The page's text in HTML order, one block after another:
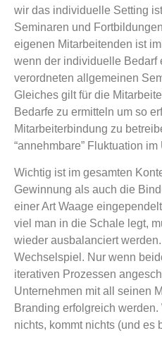
wir das individuelle Setting
Seminaren und
eigenen Mitarbeitenden ist
wenn der individuelle Bedarf
verordneten allgemeinen
Gleiches gilt für die
Bedarfe zu ermitteln um so
Mitarbeiterbindung zu
“annehmbare” Fluktuation
Wichtig ist im gesamten
Gewinnung als auch die
einer Art Waage
viel man in die Schale legt,
wieder ausbalanciert
Wechselspiel. Nur wenn
iterativen Prozessen
Unternehmen mit all seinen
Branding erfolgreich
nichts, kommt nichts (und es